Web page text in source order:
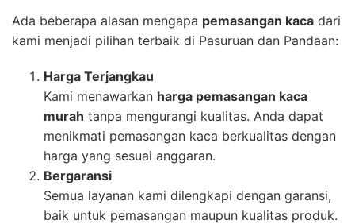
Ada beberapa alasan mengapa pemasangan kaca dari
kami menjadi pilihan terbaik di Pasuruan dan Pandaan:
Harga Terjangkau
Kami menawarkan harga pemasangan kaca
murah tanpa mengurangi kualitas. Anda dapat
menikmati pemasangan kaca berkualitas dengan
harga yang sesuai anggaran.
Bergaransi
Semua layanan kami dilengkapi dengan garansi,
baik untuk pemasangan maupun kualitas produk.